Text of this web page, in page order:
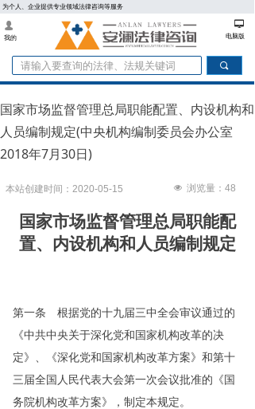
끠
넡
为个人、企业提供专业领域法律咨询等服务
电脑版
넙
我的
国家市场监督管理总局职能配置、内设机构和
人员编制规定(中央机构编制委员会办公室
2018年7月30日)
国家市场监督管理总局职能配
置、内设机构和人员编制规定
第一条 根据党的十九届三中全会审议通过的
《中共中央关于深化党和国家机构改革的决
定》、《深化党和国家机构改革方案》和第十
三届全国人民代表大会第一次会议批准的《国
务院机构改革方案》，制定本规定。
本站创建时间： 2020-05-15 넶 浏览量： 48